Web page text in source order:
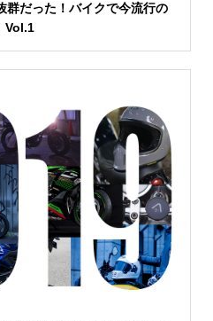
群だった！バイクで今流行の
Vol.1